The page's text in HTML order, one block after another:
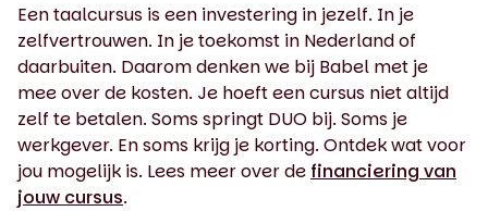
Een taalcursus is een investering in jezelf. In je
zelfvertrouwen. In je toekomst in Nederland of
daarbuiten. Daarom denken we bij Babel met je
mee over de kosten. Je hoeft een cursus niet altijd
zelf te betalen. Soms springt DUO bij. Soms je
werkgever. En soms krijg je korting. Ontdek wat voor
jou mogelijk is. Lees meer over de financiering van
jouw cursus.